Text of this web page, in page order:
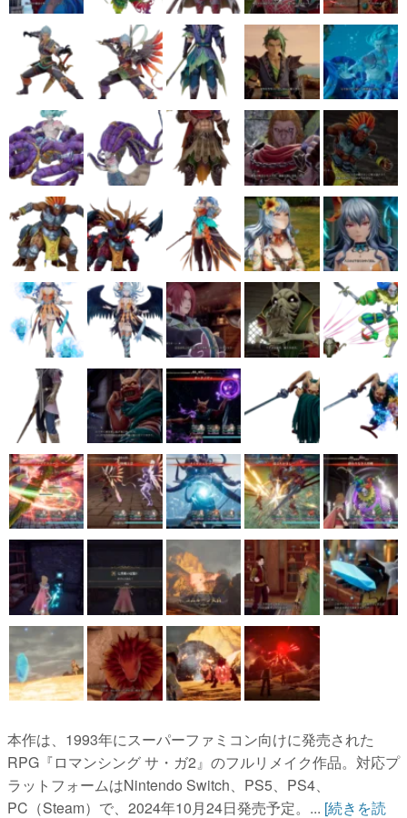
本作は、1993年にスーパーファミコン向けに発売された
RPG『ロマンシング サ・ガ2』のフルリメイク作品。対応プ
ラットフォームはNintendo Switch、PS5、PS4、
PC（Steam）で、2024年10月24日発売予定。... [続きを読